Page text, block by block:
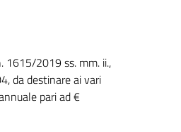
1615/2019 ss. mm. ii.,
da destinare ai vari
pari ad €